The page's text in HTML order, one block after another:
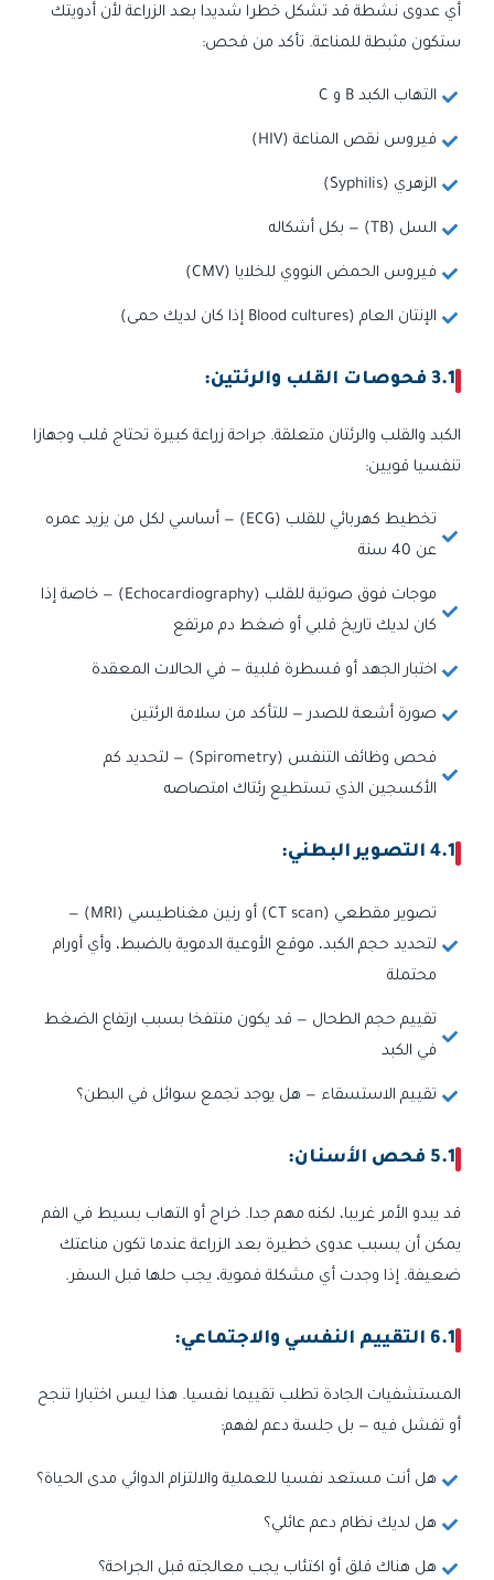
أي عدوى نشطة قد تشكل خطرا شديدا بعد الزراعة لأن أدويتك
ستكون مثبطة للمناعة. تأكد من فحص:
التهاب الكبد B و C
فيروس نقص المناعة (HIV)
الزهري (Syphilis)
السل (TB) — بكل أشكاله
فيروس الحمض النووي للخلايا (CMV)
الإنتان العام (Blood cultures إذا كان لديك حمى)
3.1 فحوصات القلب والرئتين:
الكبد والقلب والرئتان متعلقة. جراحة زراعة كبيرة تحتاج قلب وجهازا
تنفسيا قويين:
تخطيط كهربائي للقلب (ECG) — أساسي لكل من يزيد عمره
عن 40 سنة
موجات فوق صوتية للقلب (Echocardiography) — خاصة إذا
كان لديك تاريخ قلبي أو ضغط دم مرتفع
اختبار الجهد أو قسطرة قلبية — في الحالات المعقدة
صورة أشعة للصدر — للتأكد من سلامة الرئتين
فحص وظائف التنفس (Spirometry) — لتحديد كم
الأكسجين الذي تستطيع رئتاك امتصاصه
4.1 التصوير البطني:
تصوير مقطعي (CT scan) أو رنين مغناطيسي (MRI) —
لتحديد حجم الكبد، موقع الأوعية الدموية بالضبط، وأي أورام
محتملة
تقييم حجم الطحال — قد يكون منتفخا بسبب ارتفاع الضغط
في الكبد
تقييم الاستسقاء — هل يوجد تجمع سوائل في البطن؟
5.1 فحص الأسنان:
قد يبدو الأمر غريبا، لكنه مهم جدا. خراج أو التهاب بسيط في الفم
يمكن أن يسبب عدوى خطيرة بعد الزراعة عندما تكون مناعتك
ضعيفة. إذا وجدت أي مشكلة فموية، يجب حلها قبل السفر.
6.1 التقييم النفسي والاجتماعي:
المستشفيات الجادة تطلب تقييما نفسيا. هذا ليس اختبارا تنجح
أو تفشل فيه — بل جلسة دعم لفهم:
هل أنت مستعد نفسيا للعملية والالتزام الدوائي مدى الحياة؟
هل لديك نظام دعم عائلي؟
هل هناك قلق أو اكتئاب يجب معالجته قبل الجراحة؟